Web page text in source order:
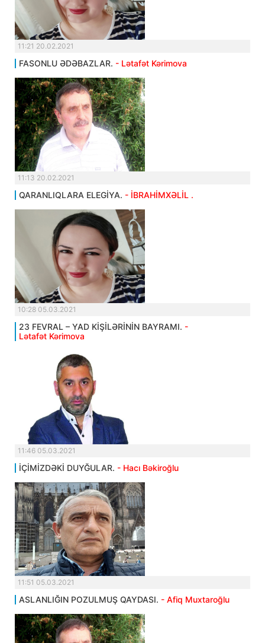
11:21 20.02.2021
FASONLU ƏDƏBAZLAR. - Lətafət Kərimova
11:13 20.02.2021
QARANLIQLARA ELEGİYA. - İBRAHİMXƏLİL .
10:28 05.03.2021
23 FEVRAL – YAD KİŞİLƏRİNİN BAYRAMI. -
Lətafət Kərimova
11:46 05.03.2021
İÇİMİZDƏKİ DUYĞULAR. - Hacı Bəkiroğlu
11:51 05.03.2021
ASLANLIĞIN POZULMUŞ QAYDASI. - Afiq Muxtaroğlu